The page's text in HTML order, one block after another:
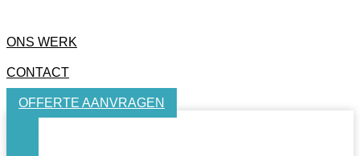
ONS WERK
CONTACT
OFFERTE AANVRAGEN